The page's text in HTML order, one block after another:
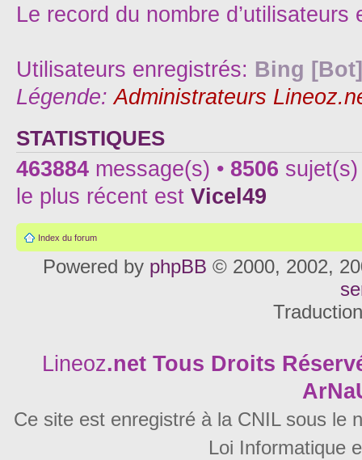
Le record du nombre
Utilisateurs enregistrés: Bing [Bot]
Légende:Administrateurs
STATISTIQUES
463884 message(s) • 8506
le plus récent est Vicel49
Index du forum
Powered by phpBB © 2000, 2002,
Lineoz.net Tous Droits
Ce site est enregistré à la CNIL sous le
Loi Informatique